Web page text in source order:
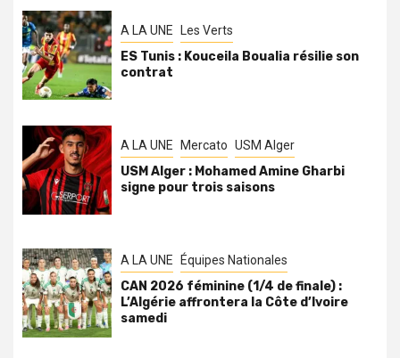
A LA UNE Les Verts
ES Tunis : Kouceila Boualia résilie son
contrat
A LA UNE Mercato USM Alger
USM Alger : Mohamed Amine Gharbi
signe pour trois saisons
A LA UNE Équipes Nationales
CAN 2026 féminine (1/4 de finale) :
L’Algérie affrontera la Côte d’Ivoire
samedi